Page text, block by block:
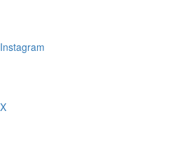
Instagram
X